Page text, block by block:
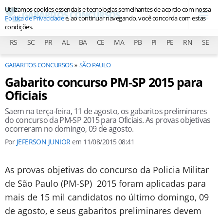
RS SC PR AL BA CE MA PB PI PE RN SE
GABARITOS CONCURSOS SÃO PAULO
Gabarito concurso PM-SP 2015 para
Oficiais
Saem na terça-feira, 11 de agosto, os gabaritos preliminares
do concurso da PM-SP 2015 para Oficiais. As provas objetivas
ocorreram no domingo, 09 de agosto.
Por JEFERSON JUNIORem 11/08/2015 08:41
As provas objetivas do concurso da Policia Militar
de São Paulo (PM-SP) 2015 foram aplicadas para
mais de 15 mil candidatos no último domingo, 09
de agosto, e seus gabaritos preliminares devem
Utilizamos cookies essenciais e tecnologias semelhantes de acordo com nossa
Política de Privacidadee, ao continuar navegando, você concorda com estas
condições.